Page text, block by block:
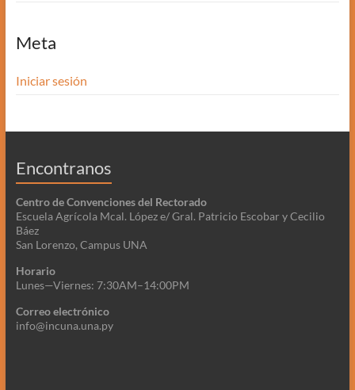
Meta
Iniciar sesión
Encontranos
Centro de Convenciones del Rectorado
Escuela Agrícola Mcal. López e/ Gral. Patricio Escobar y Cecilio
Báez
San Lorenzo, Campus UNA
Horario
Lunes—Viernes: 7:30AM–14:00PM
Correo electrónico
info@incuna.una.py